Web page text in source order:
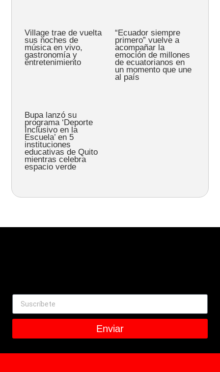
Village trae de vuelta
sus noches de
música en vivo,
gastronomía y
entretenimiento
“Ecuador siempre
primero” vuelve a
acompañar la
emoción de millones
de ecuatorianos en
un momento que une
al país
Bupa lanzó su
programa ‘Deporte
Inclusivo en la
Escuela’ en 5
instituciones
educativas de Quito
mientras celebra
espacio verde
Enviar